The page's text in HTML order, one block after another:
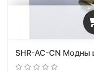
SHR-AC-CN